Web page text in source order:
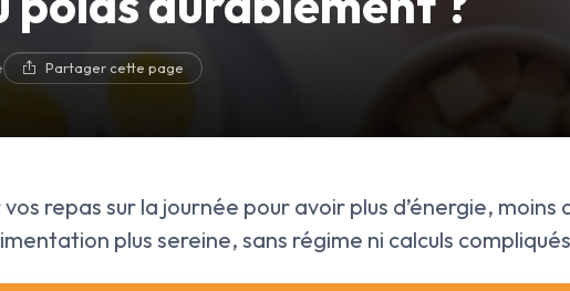
Partager cette page
repas sur la journée pour avoir plus d’énergie, moins
plus sereine, sans régime ni calculs